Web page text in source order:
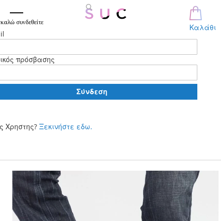
Καλάθι
συνδεθείτε
πρόσβασης
Σύνδεση
Χρηστης? Ξεκινήστε εδω.
περιεχόμενο
Skip
to
the
end
of